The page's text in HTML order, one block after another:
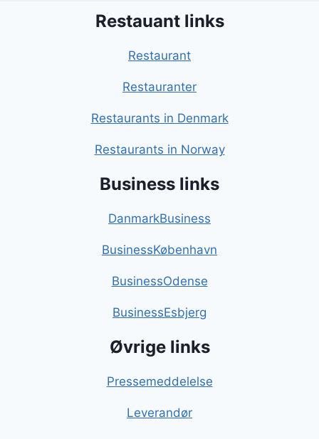
Restauant links
Restaurant
Restauranter
Restaurants in Denmark
Restaurants in Norway
Business links
DanmarkBusiness
BusinessKøbenhavn
BusinessOdense
BusinessEsbjerg
Øvrige links
Pressemeddelelse
Leverandør